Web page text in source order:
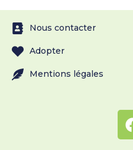
Nous contacter
Adopter
Mentions légales